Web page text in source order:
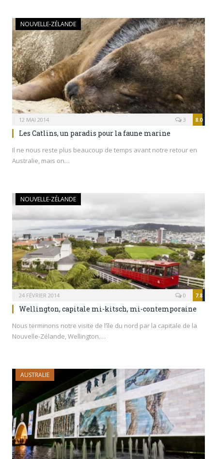
NOUVELLE-ZÉLANDE
12 MAI 2014 8.0
3
Les Catlins, un paradis pour la faune marine
Il ne nous reste plus beaucoup de temps avant notre retour en
Australie, mais on…
NOUVELLE-ZÉLANDE
24 FÉVRIER 2014 7.8
0
Wellington, capitale mi-kitsch, mi-contemporaine
Nous terminons notre visite de l’île du nord par la capitale de la
Nouvelle-Zélande, Wellington.…
AUSTRALIE